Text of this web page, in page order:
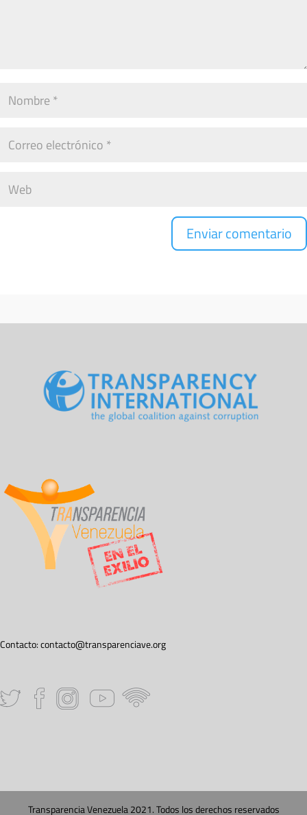
Contacto:contacto@transparenciave.org
Transparencia Venezuela 2021. Todos los derechos reservados